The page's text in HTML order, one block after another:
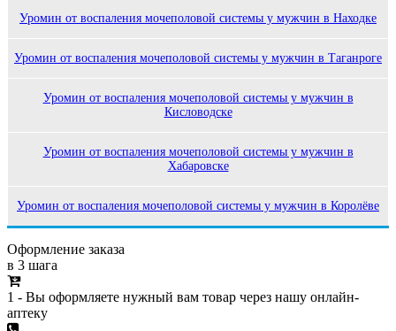
Уромин от воспаления мочеполовой системы у мужчин в Находке
Уромин от воспаления мочеполовой системы у мужчин в Таганроге
Уромин от воспаления мочеполовой системы у мужчин в
Кисловодске
Уромин от воспаления мочеполовой системы у мужчин в
Хабаровске
Уромин от воспаления мочеполовой системы у мужчин в Королёве
Оформление заказа
в 3 шага
1 - Вы оформляете нужный вам товар через нашу онлайн-
аптеку